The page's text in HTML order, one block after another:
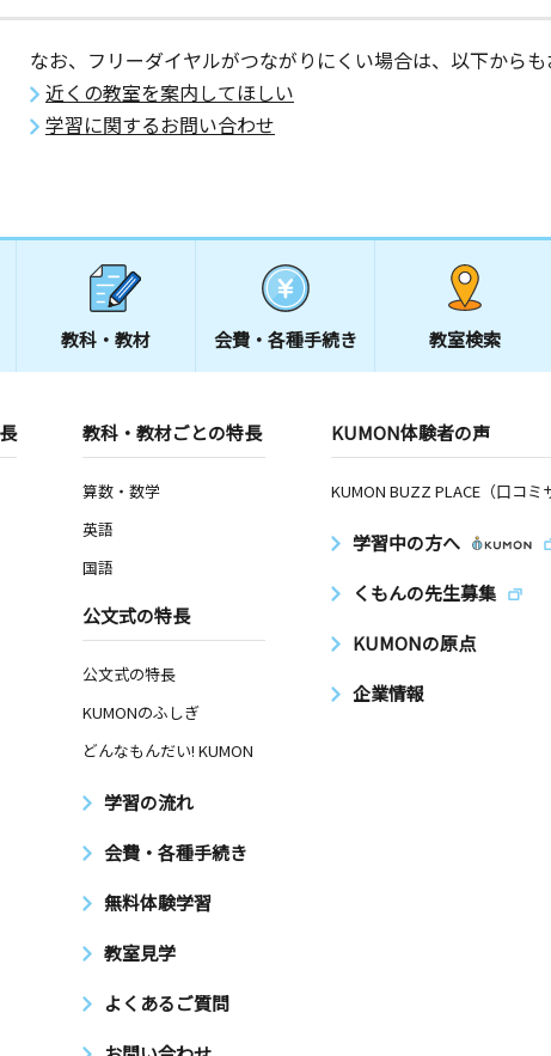
なお、フリーダイヤルがつながりにくい場合は、以下からも
近くの教室を案内してほしい
学習に関するお問い合わせ
教科・教材 会費・ 各種手続き 教室検索
教科・教材ごとの特長
算数・数学
英語
国語
公文式の特長
公文式の特長
KUMONのふしぎ
どんなもんだい! KUMON
学習の流れ
会費・各種手続き
無料体験学習
教室見学
よくあるご質問
KUMON体験者の声
KUMON BUZZ PLACE（口コミ
学習中の方へ
くもんの先生募集
KUMONの原点
企業情報